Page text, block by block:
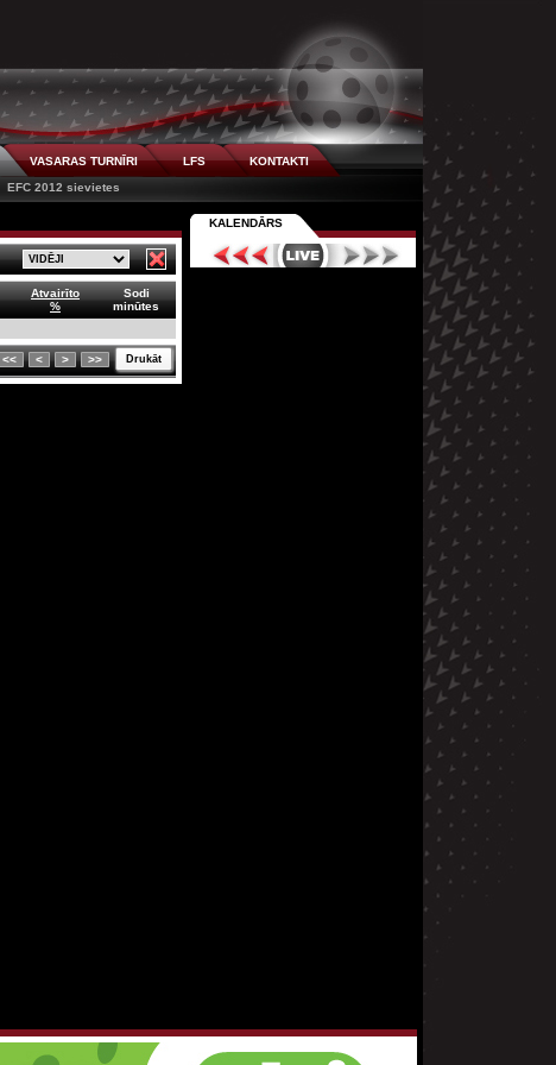
VASARAS TURNĪRI LFS
KONTAKTI
EFC 2012 sievietes
Atvairīto
%
Sodi
minūtes
Drukāt
<< < > >>
KALENDĀRS